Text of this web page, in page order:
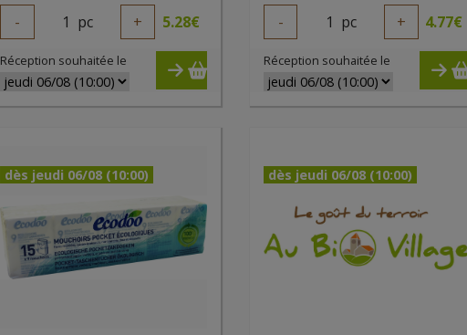
- 1 pc + 5.28€
Réception souhaitée le
- 1 pc + 4.77€
Réception souhaitée le
dès jeudi 06/08 (10:00) dès jeudi 06/08 (10:00)